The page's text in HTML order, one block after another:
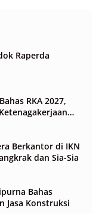
Raperda
RKA 2027,
Berkantor di IKN
dan Sia-Sia
Bahas
Jasa Konstruksi